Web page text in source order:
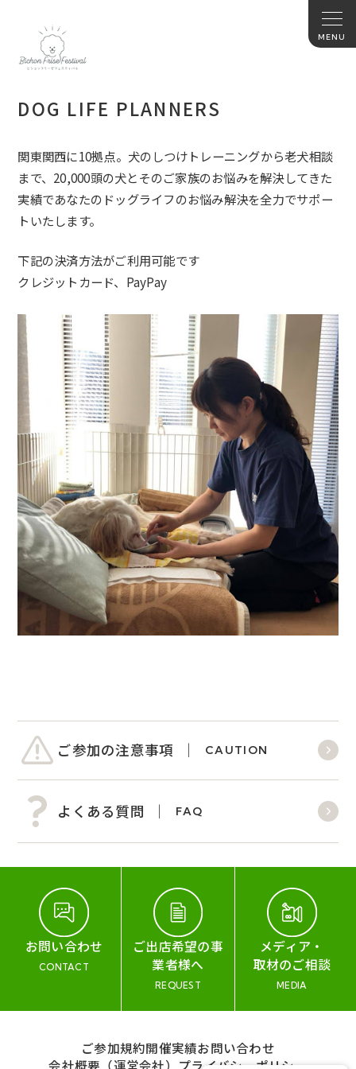
DOG LIFE PLANNERS
関東関西に10拠点。犬のしつけトレーニングから老犬相談
まで、20,000頭の犬とそのご家族のお悩みを解決してきた
実績であなたのドッグライフのお悩み解決を全力でサポー
トいたします。
下記の決済方法がご利用可能です
クレジットカード、PayPay
ご参加の注意事項 CAUTION
よくある質問 FAQ
お問い合わせ
CONTACT
ご出店希望の事
業者様へ
REQUEST
メディア・
取材のご相談
MEDIA
ご参加規約開催実績お問い合わせ
会社概要（運営会社） プライバシーポリシー